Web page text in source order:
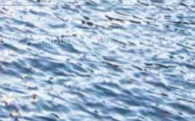
All rights reserved.